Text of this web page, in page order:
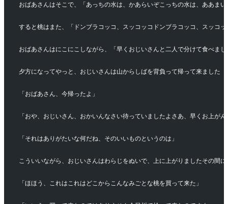
おばあさんはそこで、「あっちの水は、かあらいぞこっちの水は、ああま
すると桃はまた、「ドンブラコッコ、スッコッコドンブラコッコ、スッコ
おばあさんはにこにこしながら、「早くおじいさんと二人で分けて食べま
夕方になってやっと、おじいさんは山からしばを背負って帰って来ました
「おばあさん、今帰ったよ」
「おや、おじいさん、おかいんなさい待っていましたよさあ、早くお上が
「それはありがたいな何だね、そのいいものというのは」
こういいながら、おじいさんはわらじをぬいで、上に上がりましたその間
「ほほう、これはこれはどこからこんなみごとな桃を買って来た」